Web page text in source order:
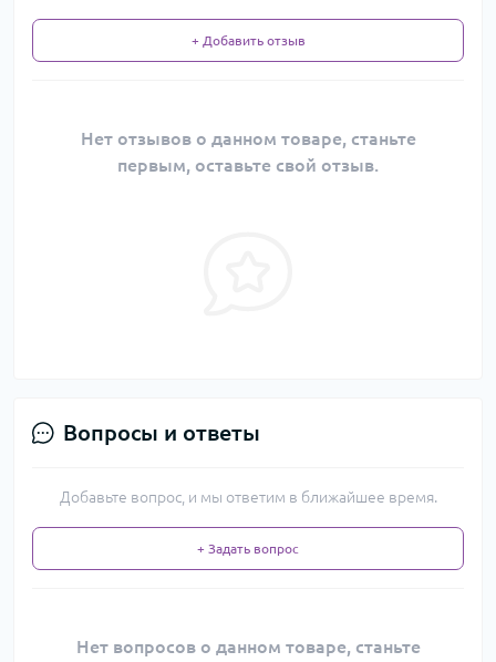
+ Добавить отзыв
Нет отзывов о данном товаре, станьте
первым, оставьте свой отзыв.
Вопросы и ответы
Добавьте вопрос, и мы ответим в ближайшее время.
+ Задать вопрос
Нет вопросов о данном товаре, станьте